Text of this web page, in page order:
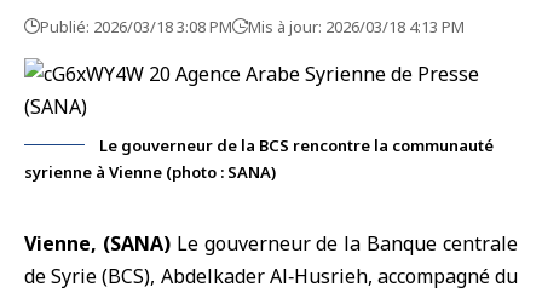
Publié: 2026/03/18 3:08 PM Mis à jour: 2026/03/18 4:13 PM
Le gouverneur de la BCS rencontre la communauté
syrienne à Vienne (photo : SANA)
Vienne, (SANA) Le gouverneur de la Banque centrale
de Syrie(BCS), Abdelkader Al‑Husrieh, accompagné du